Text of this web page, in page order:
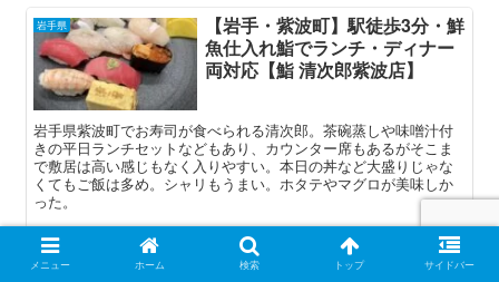
岩手県
【岩手・紫波町】駅徒歩3分・鮮
魚仕入れ鮨でランチ・ディナー
両対応【鮨 清次郎紫波店】
岩手県紫波町でお寿司が食べられる清次郎。茶碗蒸しや味噌汁付
きの平日ランチセットなどもあり、カウンター席もあるがそこま
で敷居は高い感じもなく入りやすい。本日の丼など大盛りじゃな
くてもご飯は多め。シャリもうまい。ホタテやマグロが美味しか
った。
スポンサーリンク
メニュー ホーム 検索 トップ サイドバー